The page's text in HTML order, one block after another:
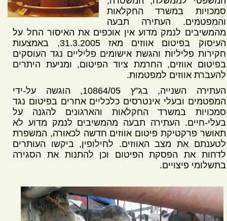
סמכויות במשרד החקלאות
והמפטמים. העתירה תבעה
מהמשיבים לנמק מדוע אין אוכפים את האיסור החל על
העיסוק בפיטום אווזים מאז 31.3.2005, באמצעות
חקירות פליליות והגשת אישומים פליליים נגד העוסקים
בפיטום אווזים, החרמת ציוד הפיטום, ומניעת היתרים
להעברת אווזים למפטמות.
העתירה השנייה, בג"ץ 10864/05, הוגשה על-ידי
המפטמים ובעלי אינטרסים כלכליים אחרים בפיטום נגד
סמכויות במשרד החקלאות והארגונים להגנה על
בעלי-חיים. העתירה תבעה מהמשיבים לנמק מדוע לא
תאושר פרקטיקת פיטום אווזים חדשה לכאורה, המשפרת
לטענתם את מצב האווזים. לחילופין, ביקשו העותרים
לדחות את הפסקת הפיטום וכן להתנות את הסגירה
בתשלומי פיצויים.